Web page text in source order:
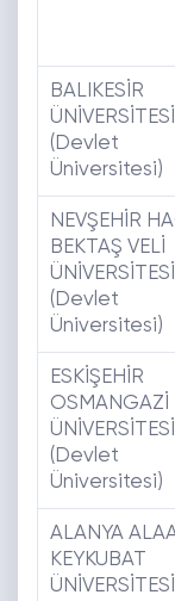
BALIKESİR
ÜNİVERSİTESİ
(Devlet
Üniversitesi)
NEVŞEHİR
BEKTAŞ VELİ
ÜNİVERSİTESİ
(Devlet
Üniversitesi)
ESKİŞEHİR
OSMANGAZİ
ÜNİVERSİTESİ
(Devlet
Üniversitesi)
ALANYA
KEYKUBAT
ÜNİVERSİTESİ